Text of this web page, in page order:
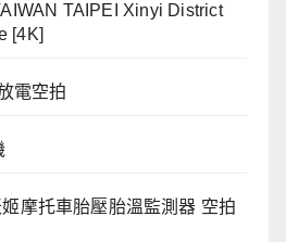
TAIPEI Xinyi District
[4K]
電空拍
摩托車胎壓胎溫監測器 空拍